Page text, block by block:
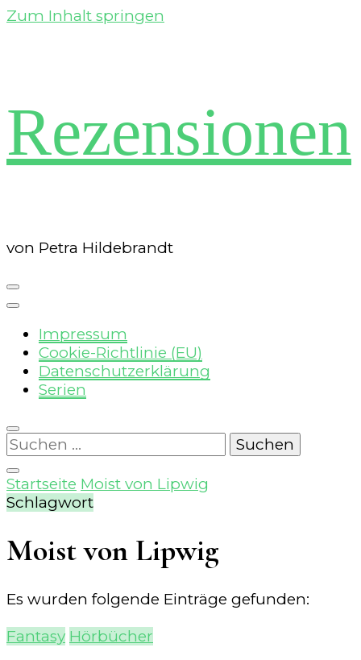
Zum Inhalt springen
Rezensionen
von Petra Hildebrandt
Impressum
Cookie-Richtlinie (EU)
Datenschutzerklärung
Serien
Suchen
nach:
Startseite Moist von Lipwig
Schlagwort
Moist von Lipwig
Es wurden folgende Einträge gefunden:
Fantasy Hörbücher